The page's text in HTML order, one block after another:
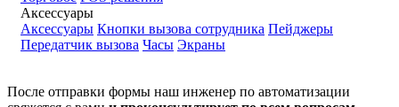
Аксессуары
Аксессуары Кнопки вызова сотрудника Пейджеры
Передатчик вызова Часы Экраны
После отправки формы наш инженер по автоматизации